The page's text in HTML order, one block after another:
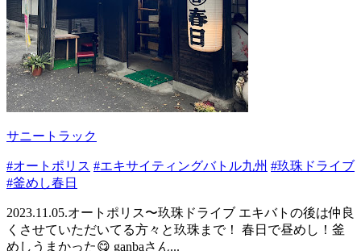
サニートラック
#オートポリス #エキサイティングバトル九州 #玖珠ドライブ
#釜めし春日
2023.11.05.オートポリス〜玖珠ドライブ エキバトの後は仲良
くさせていただいてる方々と玖珠まで！ 春日で昼めし！釜
めしうまかった😋 ganbaさん...